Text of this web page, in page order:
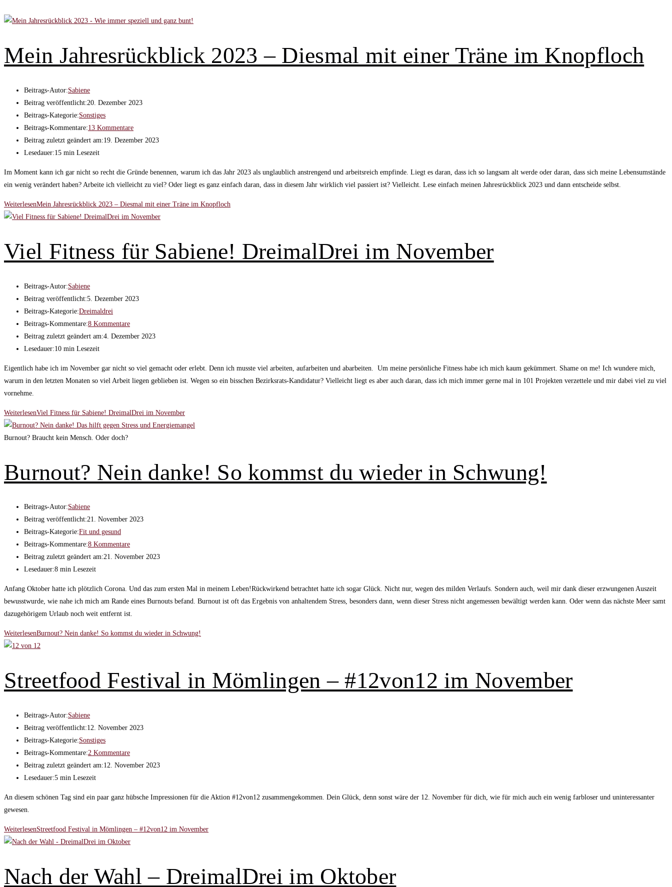
Mein Jahresrückblick 2023 – Diesmal mit einer Träne im Knopfloch
Beitrags-Autor:Sabiene
Beitrag veröffentlicht:20. Dezember 2023
Beitrags-Kategorie:Sonstiges
Beitrags-Kommentare:13 Kommentare
Beitrag zuletzt geändert am:19. Dezember 2023
Lesedauer:15 min Lesezeit
Im Moment kann ich gar nicht so recht die Gründe benennen, warum ich das Jahr 2023 als unglaublich anstrengend und arbeitsreich empfinde. Liegt es daran, dass ich so langsam alt werde oder daran, dass sich meine Lebensumstände
ein wenig verändert haben? Arbeite ich vielleicht zu viel? Oder liegt es ganz einfach daran, dass in diesem Jahr wirklich viel passiert ist? Vielleicht. Lese einfach meinen Jahresrückblick 2023 und dann entscheide selbst.
WeiterlesenMein Jahresrückblick 2023 – Diesmal mit einer Träne im Knopfloch
Viel Fitness für Sabiene! DreimalDrei im November
Beitrags-Autor:Sabiene
Beitrag veröffentlicht:5. Dezember 2023
Beitrags-Kategorie:Dreimaldrei
Beitrags-Kommentare:8 Kommentare
Beitrag zuletzt geändert am:4. Dezember 2023
Lesedauer:10 min Lesezeit
Eigentlich habe ich im November gar nicht so viel gemacht oder erlebt. Denn ich musste viel arbeiten, aufarbeiten und abarbeiten. Um meine persönliche Fitness habe ich mich kaum gekümmert. Shame on me! Ich wundere mich,
warum in den letzten Monaten so viel Arbeit liegen geblieben ist. Wegen so ein bisschen Bezirksrats-Kandidatur? Vielleicht liegt es aber auch daran, dass ich mich immer gerne mal in 101 Projekten verzettele und mir dabei viel zu viel
vornehme.
WeiterlesenViel Fitness für Sabiene! DreimalDrei im November
Burnout? Braucht kein Mensch. Oder doch?
Burnout? Nein danke! So kommst du wieder in Schwung!
Beitrags-Autor:Sabiene
Beitrag veröffentlicht:21. November 2023
Beitrags-Kategorie:Fit und gesund
Beitrags-Kommentare:8 Kommentare
Beitrag zuletzt geändert am:21. November 2023
Lesedauer:8 min Lesezeit
Anfang Oktober hatte ich plötzlich Corona. Und das zum ersten Mal in meinem Leben!Rückwirkend betrachtet hatte ich sogar Glück. Nicht nur, wegen des milden Verlaufs. Sondern auch, weil mir dank dieser erzwungenen Auszeit
bewusstwurde, wie nahe ich mich am Rande eines Burnouts befand. Burnout ist oft das Ergebnis von anhaltendem Stress, besonders dann, wenn dieser Stress nicht angemessen bewältigt werden kann. Oder wenn das nächste Meer samt
dazugehörigem Urlaub noch weit entfernt ist.
WeiterlesenBurnout? Nein danke! So kommst du wieder in Schwung!
Streetfood Festival in Mömlingen – #12von12 im November
Beitrags-Autor:Sabiene
Beitrag veröffentlicht:12. November 2023
Beitrags-Kategorie:Sonstiges
Beitrags-Kommentare:2 Kommentare
Beitrag zuletzt geändert am:12. November 2023
Lesedauer:5 min Lesezeit
An diesem schönen Tag sind ein paar ganz hübsche Impressionen für die Aktion #12von12 zusammengekommen. Dein Glück, denn sonst wäre der 12. November für dich, wie für mich auch ein wenig farbloser und uninteressanter
gewesen.
WeiterlesenStreetfood Festival in Mömlingen – #12von12 im November
Nach der Wahl – DreimalDrei im Oktober